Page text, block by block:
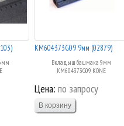
KM604373G09 9мм (02879)
Вкладыш башмака 9мм
KM604373G09 KONE
Цена: по запросу